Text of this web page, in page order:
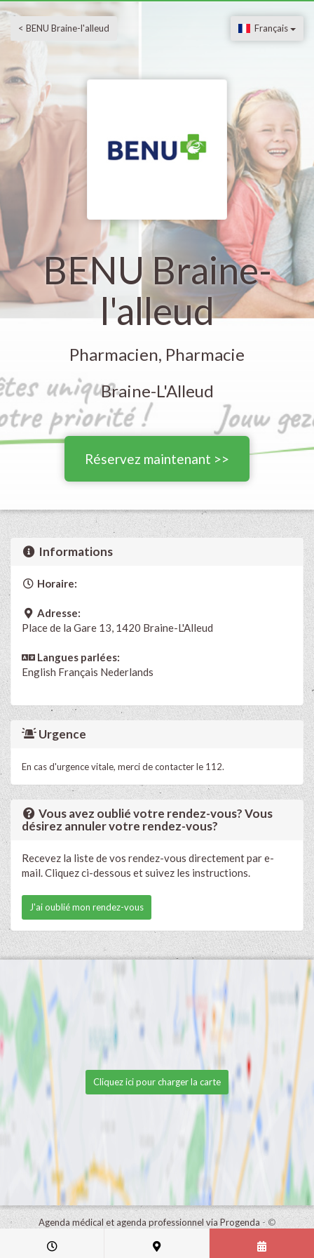
< BENU Braine-l'alleud Français
BENU Braine-
l'alleud
Pharmacien, Pharmacie
Braine-L'Alleud
Réservez maintenant >>
Informations
Horaire:
Adresse:
Place de la Gare 13, 1420 Braine-L'Alleud
Langues parlées:
English Français Nederlands
Urgence
En cas d'urgence vitale, merci de contacter le 112.
Vous avez oublié votre rendez-vous? Vous
désirez annuler votre rendez-vous?
Recevez la liste de vos rendez-vous directement par e-
mail. Cliquez ci-dessous et suivez les instructions.
J'ai oublié mon rendez-vous
Cliquez ici pour charger la carte
Agenda médical et agenda professionnel via Progenda- ©
de ce cabinet